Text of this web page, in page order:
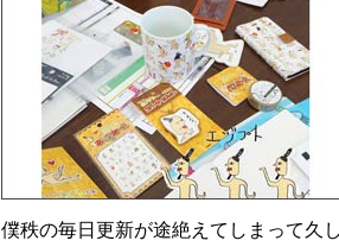
僕秩の毎日更新が途絶えてしまって久